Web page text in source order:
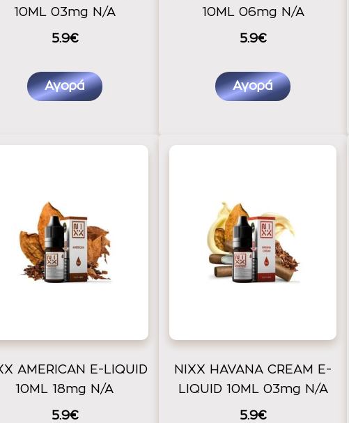
10ML 03mg N/A
5.9€
Αγορά
10ML 06mg N/A
5.9€
Αγορά
AMERICAN E-LIQUID
10ML 18mg N/A
5.9€
NIXX HAVANA CREAM E-
LIQUID 10ML 03mg N/A
5.9€